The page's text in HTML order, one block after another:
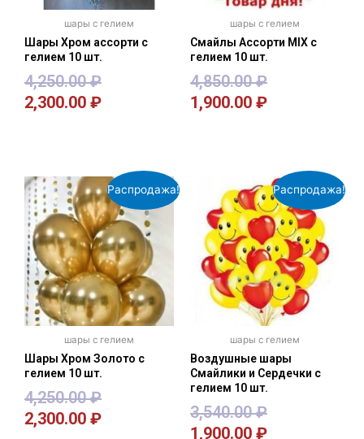
шары с гелием
Шары Хром ассорти с
гелием 10 шт.
4,250.00₽
2,300.00 ₽
шары с гелием
Смайлы Ассорти MIX с
гелием 10 шт.
4,850.00₽
1,900.00 ₽
Распродажа!
шары с гелием
Шары Хром Золото с
гелием 10 шт.
4,250.00₽
2,300.00 ₽
Распродажа!
шары с гелием
Воздушные шары
Смайлики и Сердечки с
гелием 10 шт.
3,540.00₽
1,900.00 ₽